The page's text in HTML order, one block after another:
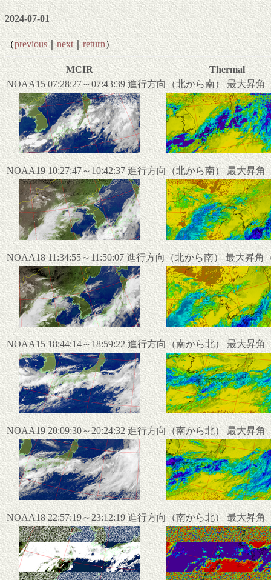
2024-07-01
（previous｜next｜ return）
MCIR
Thermal
NOAA15 07:28:27～07:43:39 進行方向（北から南） 最大昇角
NOAA19 10:27:47～10:42:37 進行方向（北から南） 最大昇角
NOAA18 11:34:55～11:50:07 進行方向（北から南） 最大昇角
NOAA15 18:44:14～18:59:22 進行方向（南から北） 最大昇角
NOAA19 20:09:30～20:24:32 進行方向（南から北） 最大昇角
NOAA18 22:57:19～23:12:19 進行方向（南から北） 最大昇角